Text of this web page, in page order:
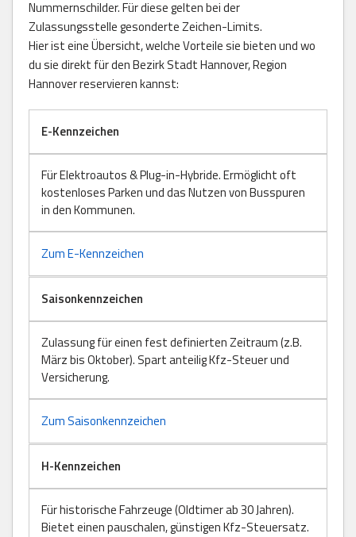
Nummernschilder. Für diese gelten bei der
Zulassungsstelle gesonderte Zeichen-Limits.
Hier ist eine Übersicht, welche Vorteile sie bieten und wo
du sie direkt für den Bezirk Stadt Hannover, Region
Hannover reservieren kannst:
E-Kennzeichen
Für Elektroautos & Plug-in-Hybride. Ermöglicht oft
kostenloses Parken und das Nutzen von Busspuren
in den Kommunen.
Zum E-Kennzeichen
Saisonkennzeichen
Zulassung für einen fest definierten Zeitraum (z.B.
März bis Oktober). Spart anteilig Kfz-Steuer und
Versicherung.
Zum Saisonkennzeichen
H-Kennzeichen
Für historische Fahrzeuge (Oldtimer ab 30 Jahren).
Bietet einen pauschalen, günstigen Kfz-Steuersatz.